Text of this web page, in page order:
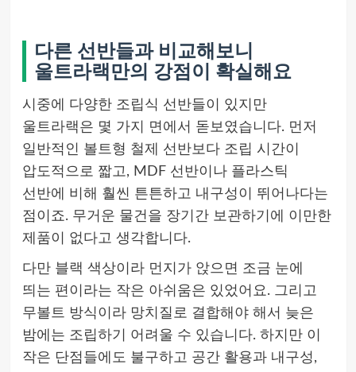
다른 선반들과 비교해보니
울트라랙만의 강점이 확실해요
시중에 다양한 조립식 선반들이 있지만
울트라랙은 몇 가지 면에서 돋보였습니다. 먼저
일반적인 볼트형 철제 선반보다 조립 시간이
압도적으로 짧고, MDF 선반이나 플라스틱
선반에 비해 훨씬 튼튼하고 내구성이 뛰어나다는
점이죠. 무거운 물건을 장기간 보관하기에 이만한
제품이 없다고 생각합니다.
다만 블랙 색상이라 먼지가 앉으면 조금 눈에
띄는 편이라는 작은 아쉬움은 있었어요. 그리고
무볼트 방식이라 망치질로 결합해야 해서 늦은
밤에는 조립하기 어려울 수 있습니다. 하지만 이
작은 단점들에도 불구하고 공간 활용과 내구성,